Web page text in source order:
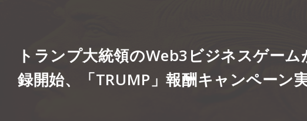
トランプ大統領のWeb3ビジネスゲーム
録開始、「TRUMP」報酬キャンペーン